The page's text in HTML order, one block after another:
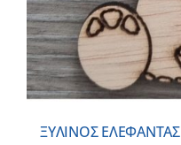
ΞΥΛΙΝΟΣ ΕΛΕΦΑΝΤΑΣ